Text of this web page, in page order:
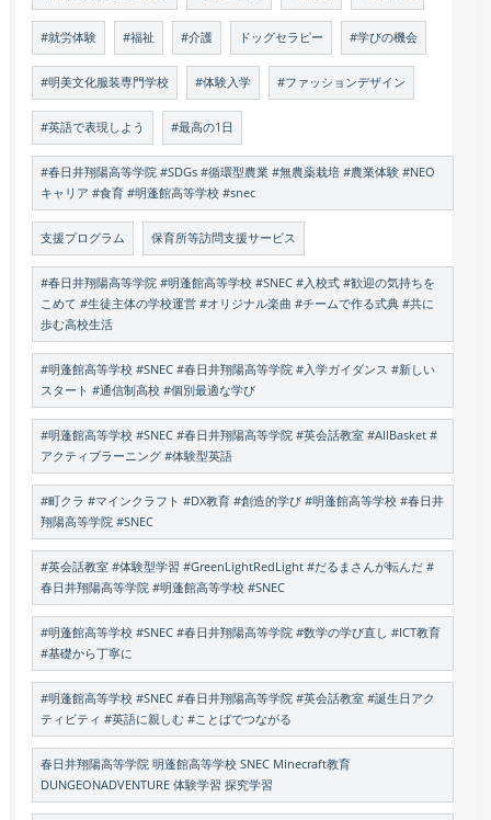
#就労体験 #福祉 #介護 ドッグセラピー #学びの機会
#明美文化服装専門学校 #体験入学 #ファッションデザイン
#英語で表現しよう #最高の1日
#春日井翔陽高等学院 #SDGs #循環型農業 #無農薬栽培 #農業体験 #NEO
キャリア #食育 #明蓬館高等学校 #snec
支援プログラム 保育所等訪問支援サービス
#春日井翔陽高等学院 #明蓬館高等学校 #SNEC #入校式 #歓迎の気持ちを
こめて #生徒主体の学校運営 #オリジナル楽曲 #チームで作る式典 #共に
歩む高校生活
#明蓬館高等学校 #SNEC #春日井翔陽高等学院 #入学ガイダンス #新しい
スタート #通信制高校 #個別最適な学び
#明蓬館高等学校 #SNEC #春日井翔陽高等学院 #英会話教室 #AllBasket #
アクティブラーニング #体験型英語
#町クラ #マインクラフト #DX教育 #創造的学び #明蓬館高等学校 #春日井
翔陽高等学院 #SNEC
#英会話教室 #体験型学習 #GreenLightRedLight #だるまさんが転んだ #
春日井翔陽高等学院 #明蓬館高等学校 #SNEC
#明蓬館高等学校 #SNEC #春日井翔陽高等学院 #数学の学び直し #ICT教育
#基礎から丁寧に
#明蓬館高等学校 #SNEC #春日井翔陽高等学院 #英会話教室 #誕生日アク
ティビティ #英語に親しむ #ことばでつながる
春日井翔陽高等学院 明蓬館高等学校 SNEC Minecraft教育
DUNGEONADVENTURE 体験学習 探究学習